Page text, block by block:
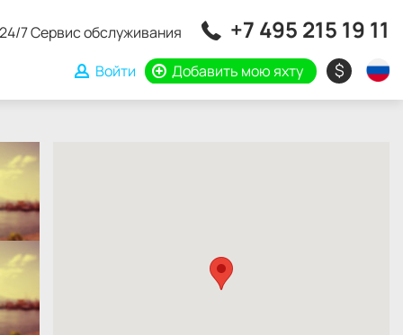
24/7 Сервис обслуживания +7 495 215 19 11
Войти Добавить мою яхту $